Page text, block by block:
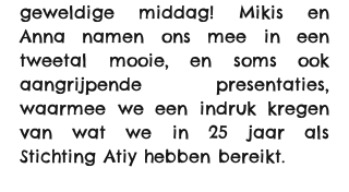
geweldige middag! Mikis en
Anna namen ons mee in een
tweetal mooie, en soms ook
aangrijpende presentaties,
waarmee we een indruk kregen
van wat we in 25 jaar als
Stichting Atiy hebben bereikt.